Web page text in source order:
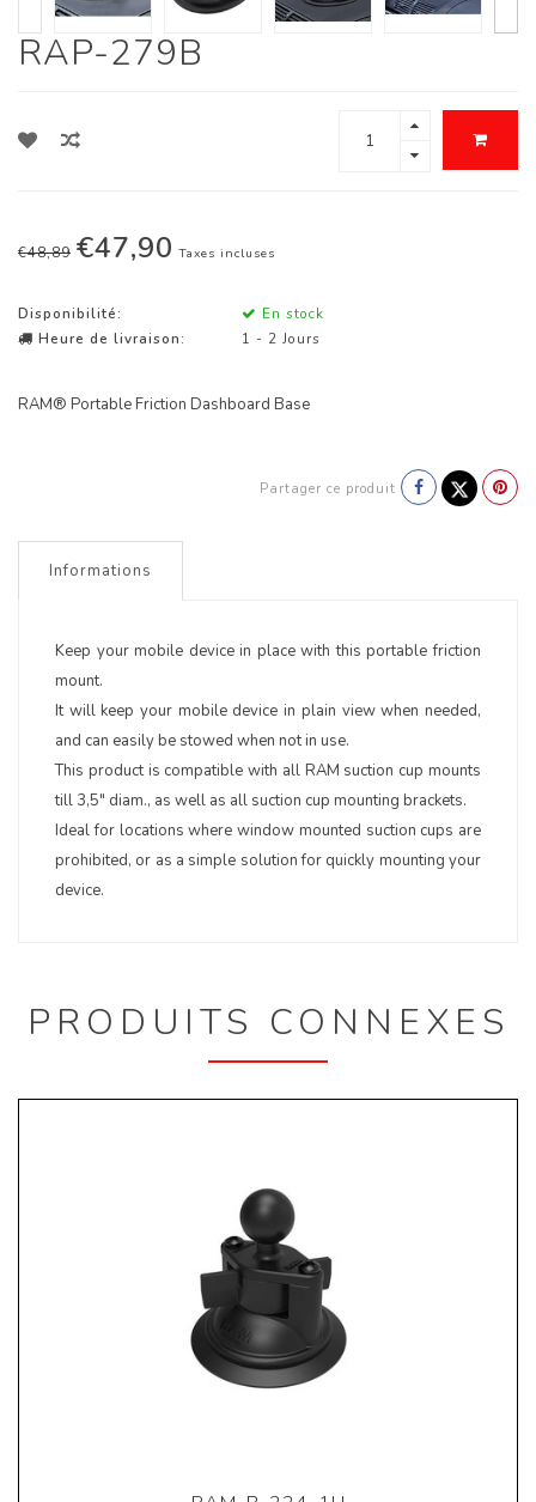
RAP-279B
€48,89 €47,90 Taxes incluses
Disponibilité:
En stock
Heure de livraison:
1 - 2 Jours
RAM® Portable Friction Dashboard Base
Partager ce produit
Informations
Keep your mobile device in place with this portable friction
mount.
It will keep your mobile device in plain view when needed,
and can easily be stowed when not in use.
This product is compatible with all RAM suction cup mounts
till 3,5" diam., as well as all suction cup mounting brackets.
Ideal for locations where window mounted suction cups are
prohibited, or as a simple solution for quickly mounting your
device.
PRODUITS CONNEXES